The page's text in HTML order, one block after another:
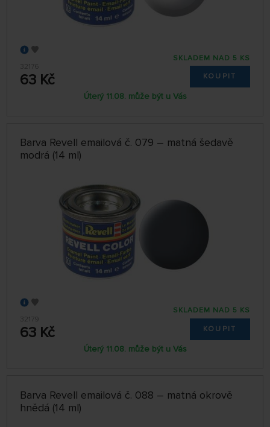
32176
63 Kč
SKLADEM NAD 5 KS
KOUPIT
Úterý 11.08. může být u Vás
Barva Revell emailová č. 079 – matná šedavě
modrá (14 ml)
32179
63 Kč
SKLADEM NAD 5 KS
KOUPIT
Úterý 11.08. může být u Vás
Barva Revell emailová č. 088 – matná okrově
hnědá (14 ml)